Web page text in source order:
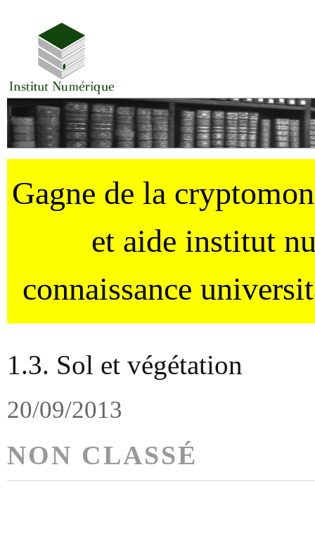
Gagne de la
et aide institut
connaissance
1.3. Sol et végétation
20/09/2013
NON CLASSÉ